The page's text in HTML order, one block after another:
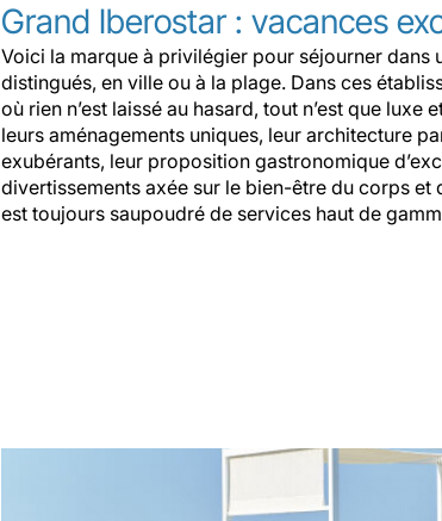
Grand Iberostar : vacances
Voici la marque à privilégier pour séjourner dans
distingués, en ville ou à la plage. Dans ces
où rien n’est laissé au hasard, tout n’est que
leurs aménagements uniques, leur architecture
exubérants, leur proposition gastronomique
divertissements axée sur le bien-être du corps et
est toujours saupoudré de services haut de